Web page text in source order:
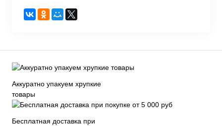
Аккуратно упакуем хрупкие
товары
Бесплатная доставка при